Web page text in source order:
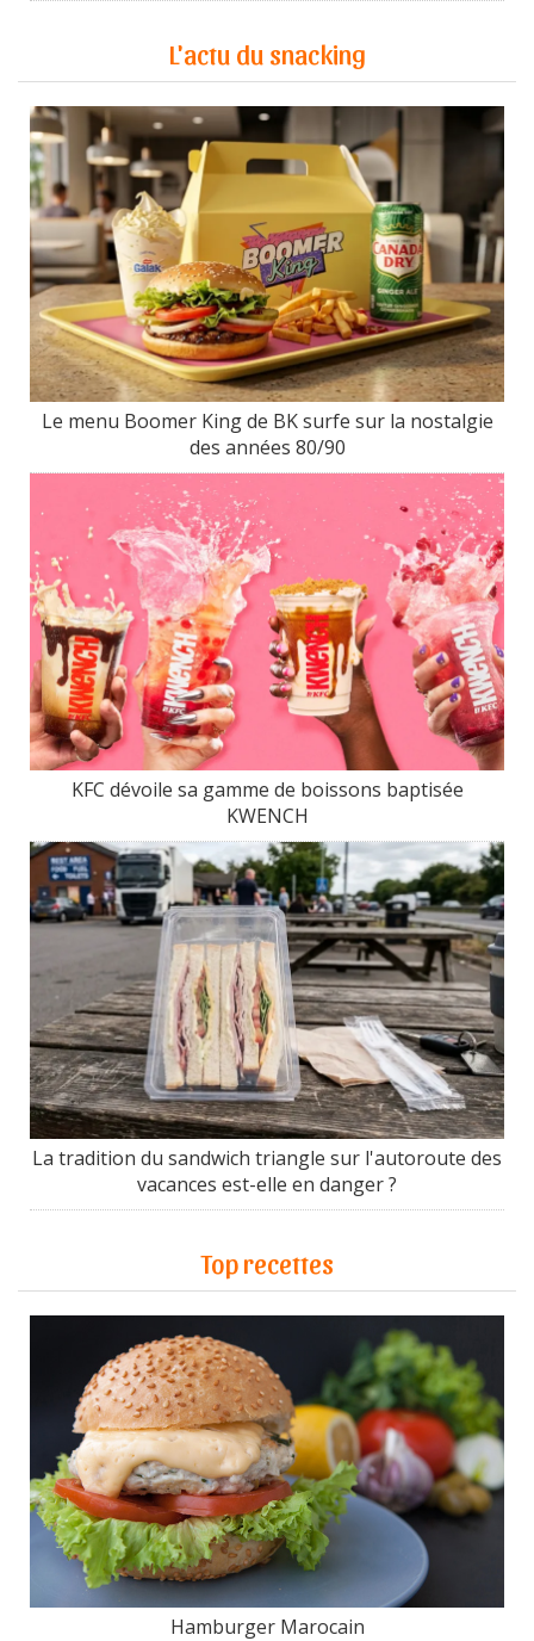
L'actu du snacking
Le menu Boomer King de BK surfe sur la nostalgie
des années 80/90
KFC dévoile sa gamme de boissons baptisée
KWENCH
La tradition du sandwich triangle sur l'autoroute des
vacances est-elle en danger ?
Top recettes
Hamburger Marocain